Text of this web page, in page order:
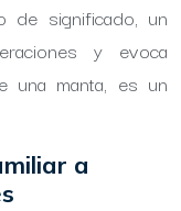
de significado, un
y evoca
una manta, es un
a